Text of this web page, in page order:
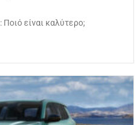
είναι καλύτερο;